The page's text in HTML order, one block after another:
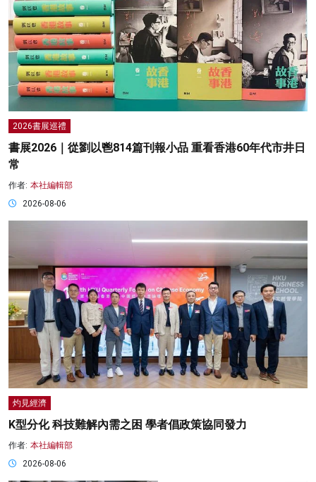
2026書展巡禮
書展2026｜從劉以鬯814篇刊報小品 重看香港60年代市井日
常
作者: 本社編輯部
2026-08-06
灼見經濟
K型分化 科技難解內需之困 學者倡政策協同發力
作者: 本社編輯部
2026-08-06